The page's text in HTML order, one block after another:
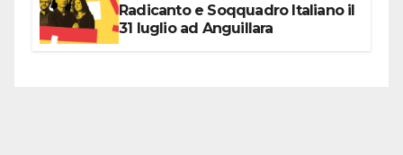
Radicanto e Soqquadro Italiano il
31 luglio ad Anguillara